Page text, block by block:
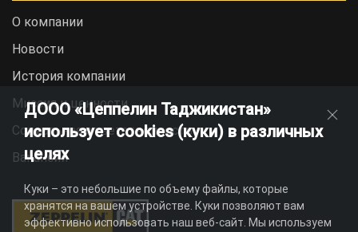
О компании
Новости
История компании
Миссия и ценности
Социальная ответственность
Вакансии
ДООО «Цеппелин Таджикистан»
использует cookies (куки) в различных
целях
Куки – это небольшие по объему файлы, которые
хранятся на вашем устройстве. Куки позволяют вам
эффективно использовать наш веб-сайт. Мы используем